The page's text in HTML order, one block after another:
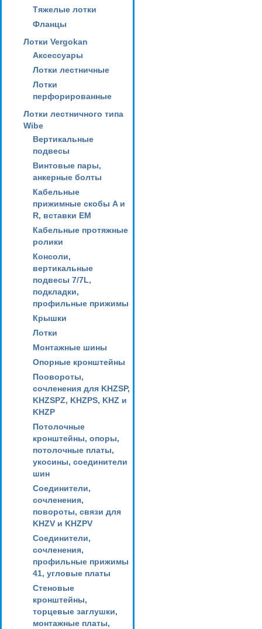
Тяжелые лотки
Фланцы
Лотки Vergokan
Аксессуары
Лотки лестничные
Лотки
перфорированные
Лотки лестничного типа
Wibe
Вертикальные
подвесы
Винтовые пары,
анкерные болты
Кабельные
прижимные скобы A и
R, вставки EM
Кабельные протяжные
ролики
Консоли,
вертикальные
подвесы 7/7L,
подкладки,
профильные прижимы
Крышки
Лотки
Монтажные шины
Опорные кронштейны
Поовороты,
сочленения для KHZSP,
KHZSPZ, KHZPS, KHZ и
KHZP
Потолочные
кронштейны, опоры,
потолочные платы,
укосины, соединители
шин
Соединители,
сочленения,
повороты, связи для
KHZV и KHZPV
Соединители,
сочленения,
профильные прижимы
41, угловые платы
Стеновые
кронштейны,
торцевые заглушки,
монтажные платы,